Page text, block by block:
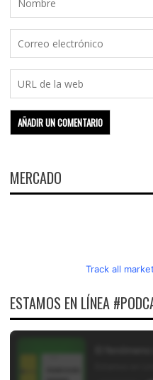
MERCADO
Track all
ESTAMOS EN LÍNEA